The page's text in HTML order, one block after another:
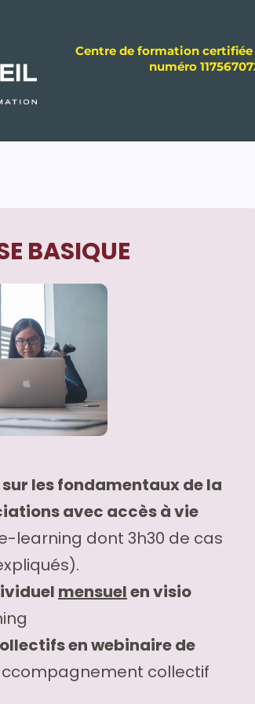
Centre de formation
numéro
BASIQUE
sur les fondamentaux de la
avec accès à vie
learning dont 3h30 de cas
mensuelen visio
en webinaire de
collectif